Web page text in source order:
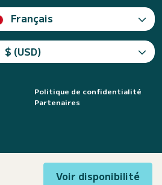
Voir disponibilité
Français
$ (USD)
Politique de confidentialité
Partenaires